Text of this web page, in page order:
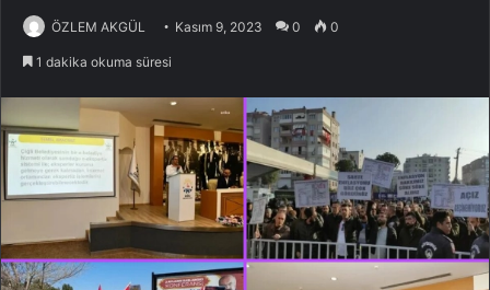
ÖZLEM AKGÜL Kasım 9, 2023 0 0
1 dakika okuma süresi